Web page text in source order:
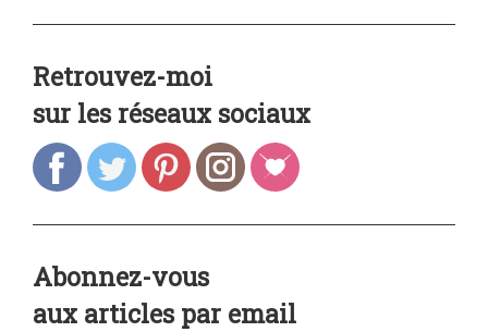
Retrouvez-moi
sur les réseaux sociaux
Abonnez-vous
aux articles par email